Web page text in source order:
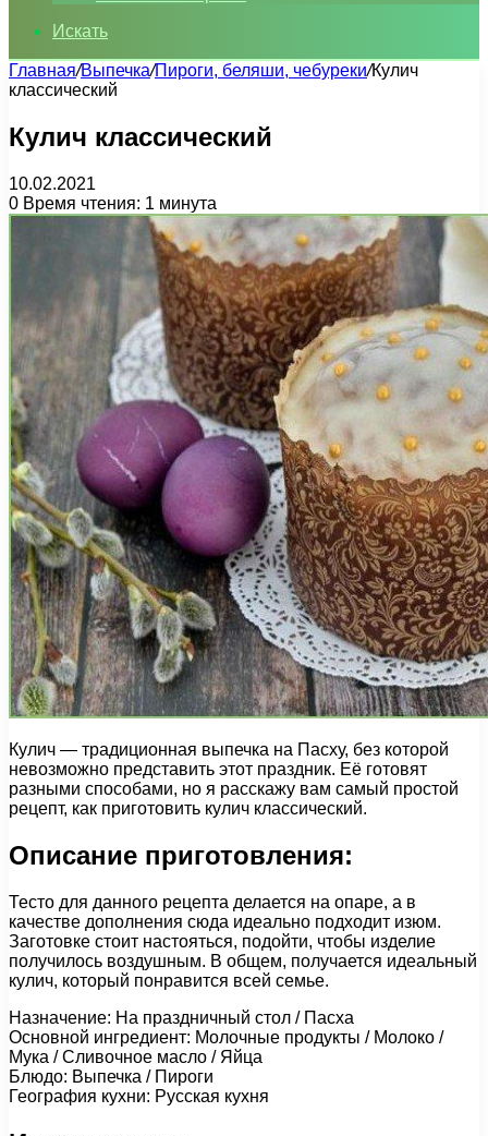
Искать
Главная/Выпечка/Пироги, беляши, чебуреки/Кулич
классический
Кулич классический
10.02.2021
0 Время чтения: 1 минута
Кулич — традиционная выпечка на Пасху, без которой
невозможно представить этот праздник. Её готовят
разными способами, но я расскажу вам самый простой
рецепт, как приготовить кулич классический.
Описание приготовления:
Тесто для данного рецепта делается на опаре, а в
качестве дополнения сюда идеально подходит изюм.
Заготовке стоит настояться, подойти, чтобы изделие
получилось воздушным. В общем, получается идеальный
кулич, который понравится всей семье.
Назначение: На праздничный стол / Пасха
Основной ингредиент: Молочные продукты / Молоко /
Мука / Сливочное масло / Яйца
Блюдо: Выпечка / Пироги
География кухни: Русская кухня